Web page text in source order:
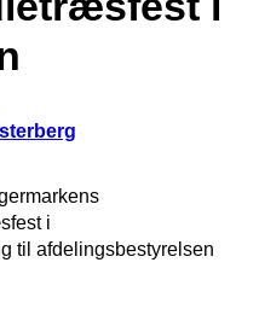
i
til afdelingsbestyrelsen